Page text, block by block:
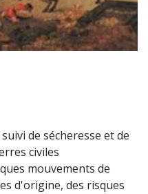
de sécheresse et de
civiles
mouvements de
d'origine, des risques